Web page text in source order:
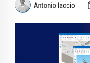
Antonio Iaccio